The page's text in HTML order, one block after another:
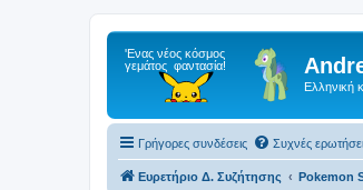
Ελληνική
Γρήγορες συνδέσεις Συχνές
Ευρετήριο Δ. Συζήτησης Pokemon